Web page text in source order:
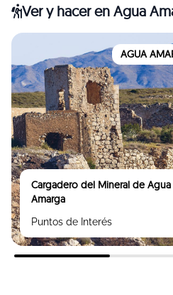
Ver y haceren Agua
AGUA
Cargadero del Mineral de Agua
Amarga
Puntos de Interés